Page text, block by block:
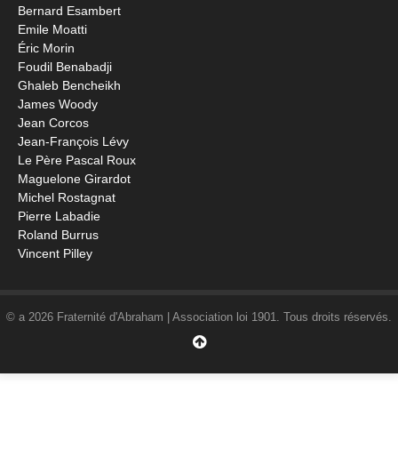
Bernard Esambert
Emile Moatti
Éric Morin
Foudil Benabadji
Ghaleb Bencheikh
James Woody
Jean Corcos
Jean-François Lévy
Le Père Pascal Roux
Maguelone Girardot
Michel Rostagnat
Pierre Labadie
Roland Burrus
Vincent Pilley
© a 2026 Fraternité d'Abraham | Association loi 1901. Tous droits réservés.